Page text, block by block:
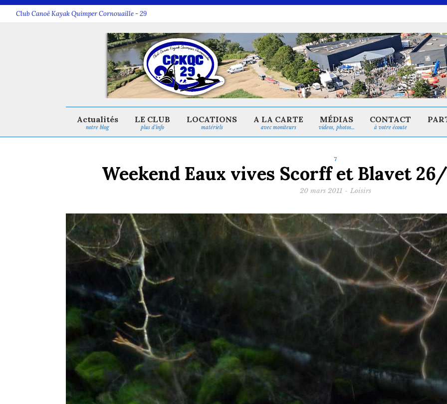
Club Canoë Kayak Quimper Cornouaille - 29
notre blog
Actualités
plus d’info
LE CLUB
matériels
LOCATIONS
avec moniteurs
A LA CARTE
videos, photos…
MÉDIAS
à votre écoute
CONTACT
7
Weekend Eaux vives Scorff et Blavet
20 mars 2011 - Loisirs